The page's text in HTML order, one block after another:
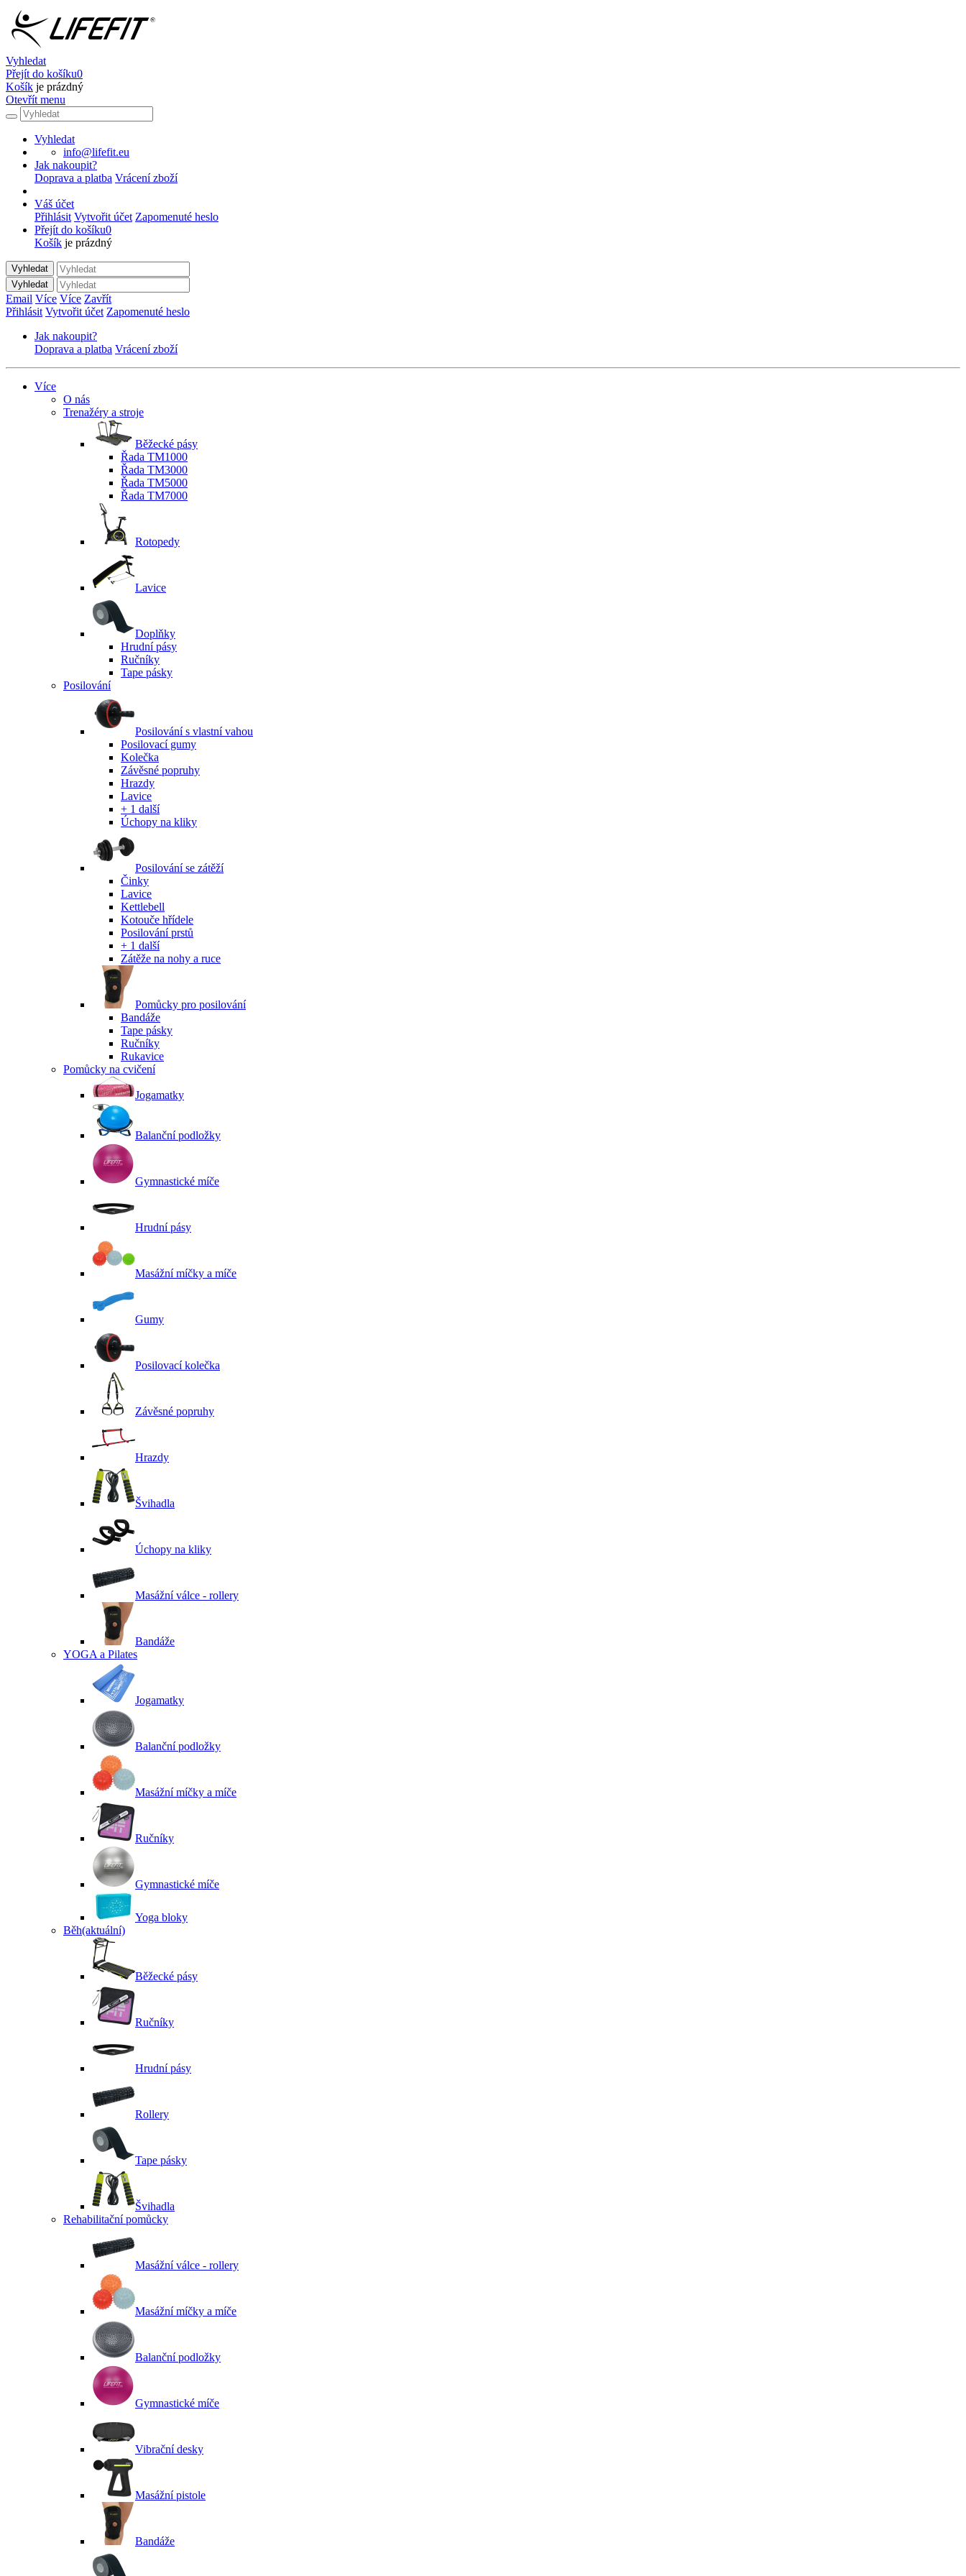
Vyhledat
Přejít do košíku0
Košík je prázdný
Otevřít menu
Vyhledat
info@lifefit.eu
Jak nakoupit?
Doprava a platba Vrácení zboží
Váš účet
Přihlásit Vytvořit účet Zapomenuté heslo
Přejít do košíku0
Košík je prázdný
Vyhledat
Vyhledat
Email Více Více Zavřít
Přihlásit Vytvořit účet Zapomenuté heslo
Jak nakoupit?
Doprava a platba Vrácení zboží
Více
O nás
Trenažéry a stroje
Běžecké pásy
Řada TM1000
Řada TM3000
Řada TM5000
Řada TM7000
Rotopedy
Lavice
Doplňky
Hrudní pásy
Ručníky
Tape pásky
Posilování
Posilování s vlastní vahou
Posilovací gumy
Kolečka
Závěsné popruhy
Hrazdy
Lavice
+ 1 další
Úchopy na kliky
Posilování se zátěží
Činky
Lavice
Kettlebell
Kotouče hřídele
Posilování prstů
+ 1 další
Zátěže na nohy a ruce
Pomůcky pro posilování
Bandáže
Tape pásky
Ručníky
Rukavice
Pomůcky na cvičení
Jogamatky
Balanční podložky
Gymnastické míče
Hrudní pásy
Masážní míčky a míče
Gumy
Posilovací kolečka
Závěsné popruhy
Hrazdy
Švihadla
Úchopy na kliky
Masážní válce - rollery
Bandáže
YOGA a Pilates
Jogamatky
Balanční podložky
Masážní míčky a míče
Ručníky
Gymnastické míče
Yoga bloky
Běh(aktuální)
Běžecké pásy
Ručníky
Hrudní pásy
Rollery
Tape pásky
Švihadla
Rehabilitační pomůcky
Masážní válce - rollery
Masážní míčky a míče
Balanční podložky
Gymnastické míče
Vibrační desky
Masážní pistole
Bandáže